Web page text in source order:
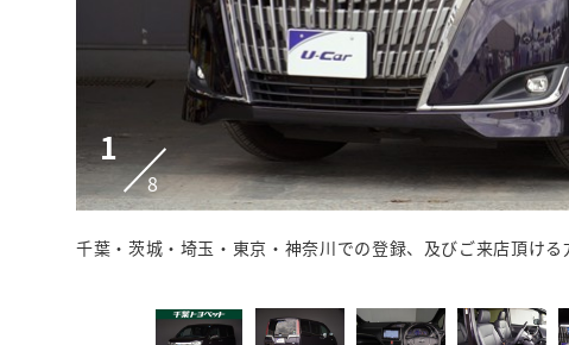
1
8
千葉・茨城・埼玉・東京・神奈川での登録、及びご来店頂ける